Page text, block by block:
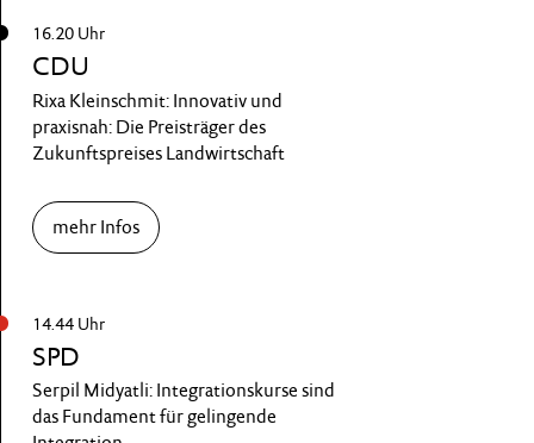
16.20 Uhr
CDU
Rixa Kleinschmit: Innovativ und
praxisnah: Die Preisträger des
Zukunftspreises Landwirtschaft
mehr Infos
14.44 Uhr
SPD
Serpil Midyatli: Integrationskurse sind
das Fundament für gelingende